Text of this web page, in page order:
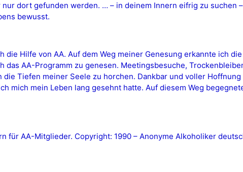
dort gefunden werden. … – in deinem Innern eifrig zu suchen
bewusst.
Hilfe von AA. Auf dem Weg meiner Genesung erkannte ich
AA-Programm zu genesen. Meetingsbesuche,
Tiefen meiner Seele zu horchen. Dankbar und voller
mich mein Leben lang gesehnt hatte. Auf diesem Weg
für AA-Mitglieder. Copyright: 1990 – Anonyme Alkoholiker